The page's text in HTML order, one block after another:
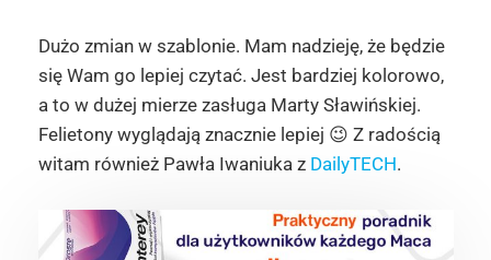
Dużo zmian w szablonie. Mam nadzieję, że będzie
się Wam go lepiej czytać. Jest bardziej kolorowo,
a to w dużej mierze zasługa Marty Sławińskiej.
Felietony wyglądają znacznie lepiej 😉 Z radością
witam również Pawła Iwaniuka z DailyTECH.